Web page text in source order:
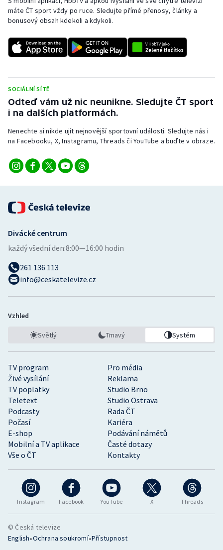
Ostatní
máte ČT sport vždy po ruce. Sledujte přímé přenosy, články a
bonusový obsah kdekoli a kdykoli.
SOCIÁLNÍ SÍTĚ
Odteď vám už nic neunikne. Sledujte ČT sport
i na dalších platformách.
Nenechte si nikde ujít nejnovější sportovní události. Sledujte nás i
na Facebooku, X, Instagramu, Threads či YouTube a buďte v obraze.
Instagram Facebook YouTube X Threads
TV program
Pro média
Živé vysílání
Reklama
TV poplatky
Studio Brno
Teletext
Studio Ostrava
Podcasty
Rada ČT
Počasí
Kariéra
E-shop
Podávání námětů
Mobilní a TV aplikace
Časté dotazy
Vše o ČT
Kontakty
Divácké centrum
každý všední den:8:00—16:00 hodin
261 136 113
info@ceskatelevize.cz
Vzhled
Světlý Tmavý Systém
© Česká televize
English•Ochrana soukromí•Přístupnost